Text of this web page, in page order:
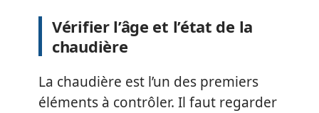
Vérifier l’âge et l’état de la
chaudière
La chaudière est l’un des premiers
éléments à contrôler. Il faut regarder